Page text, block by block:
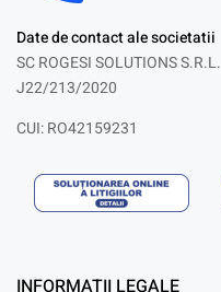
Date de contact ale societatii
SC ROGESI SOLUTIONS S.R.L.
J22/213/2020
CUI: RO42159231
INFORMATII LEGALE